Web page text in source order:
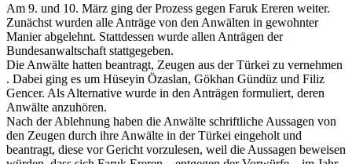
Am 9. und 10. März ging der Prozess gegen Faruk Ereren weiter.
Zunächst wurden alle Anträge von den Anwälten in gewohnter
Manier abgelehnt. Stattdessen wurde allen Anträgen der
Bundesanwaltschaft stattgegeben.
Die Anwälte hatten beantragt, Zeugen aus der Türkei zu vernehmen
. Dabei ging es um Hüseyin Özaslan, Gökhan Gündüz und Filiz
Gencer. Als Alternative wurde in den Anträgen formuliert, deren
Anwälte anzuhören.
Nach der Ablehnung haben die Anwälte schriftliche Aussagen von
den Zeugen durch ihre Anwälte in der Türkei eingeholt und
beantragt, diese vor Gericht vorzulesen, weil die Aussagen beweisen